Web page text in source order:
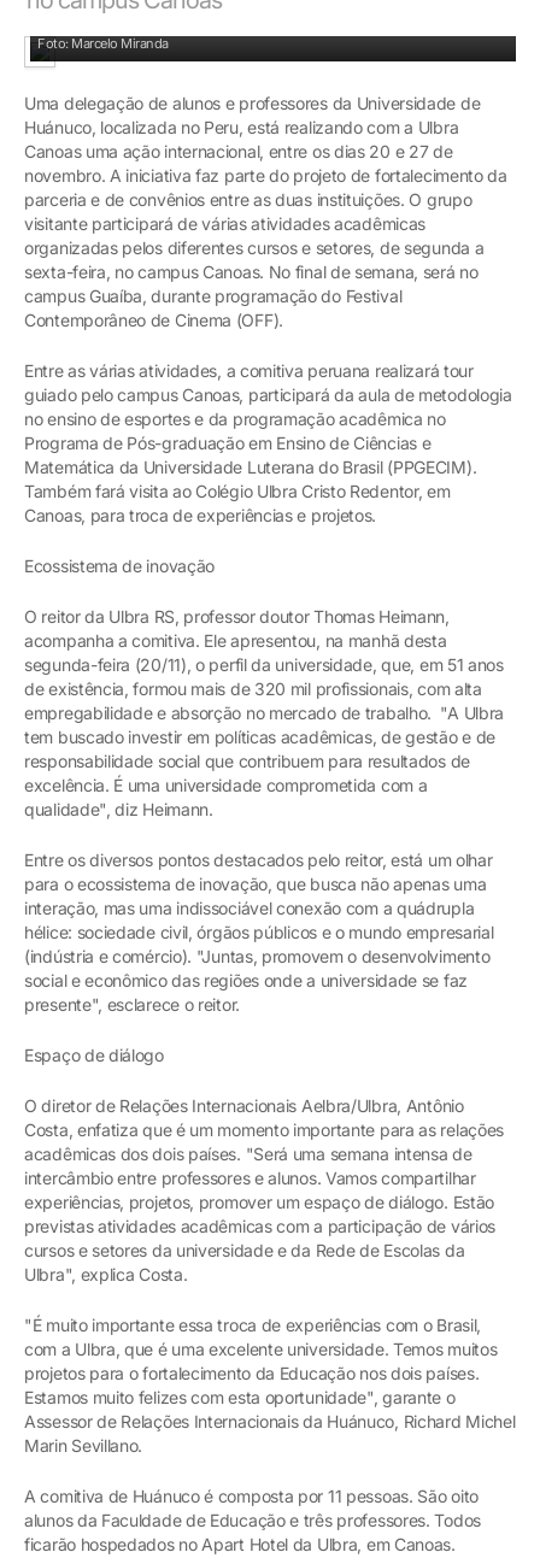
Foto: Marcelo Miranda
Uma delegação de alunos e professores da Universidade de
Huánuco, localizada no Peru, está realizando com a Ulbra
Canoas uma ação internacional, entre os dias 20 e 27 de
novembro. A iniciativa faz parte do projeto de fortalecimento da
parceria e de convênios entre as duas instituições. O grupo
visitante participará de várias atividades acadêmicas
organizadas pelos diferentes cursos e setores, de segunda a
sexta-feira, no campus Canoas. No final de semana, será no
campus Guaíba, durante programação do Festival
Contemporâneo de Cinema (OFF).
Entre as várias atividades, a comitiva peruana realizará tour
guiado pelo campus Canoas, participará da aula de metodologia
no ensino de esportes e da programação acadêmica no
Programa de Pós-graduação em Ensino de Ciências e
Matemática da Universidade Luterana do Brasil (PPGECIM).
Também fará visita ao Colégio Ulbra Cristo Redentor, em
Canoas, para troca de experiências e projetos.
Ecossistema de inovação
O reitor da Ulbra RS, professor doutor Thomas Heimann,
acompanha a comitiva. Ele apresentou, na manhã desta
segunda-feira (20/11), o perfil da universidade, que, em 51 anos
de existência, formou mais de 320 mil profissionais, com alta
empregabilidade e absorção no mercado de trabalho. "A Ulbra
tem buscado investir em políticas acadêmicas, de gestão e de
responsabilidade social que contribuem para resultados de
excelência. É uma universidade comprometida com a
qualidade", diz Heimann.
Entre os diversos pontos destacados pelo reitor, está um olhar
para o ecossistema de inovação, que busca não apenas uma
interação, mas uma indissociável conexão com a quádrupla
hélice: sociedade civil, órgãos públicos e o mundo empresarial
(indústria e comércio). "Juntas, promovem o desenvolvimento
social e econômico das regiões onde a universidade se faz
presente", esclarece o reitor.
Espaço de diálogo
O diretor de Relações Internacionais Aelbra/Ulbra, Antônio
Costa, enfatiza que é um momento importante para as relações
acadêmicas dos dois países. "Será uma semana intensa de
intercâmbio entre professores e alunos. Vamos compartilhar
experiências, projetos, promover um espaço de diálogo. Estão
previstas atividades acadêmicas com a participação de vários
cursos e setores da universidade e da Rede de Escolas da
Ulbra", explica Costa.
"É muito importante essa troca de experiências com o Brasil,
com a Ulbra, que é uma excelente universidade. Temos muitos
projetos para o fortalecimento da Educação nos dois países.
Estamos muito felizes com esta oportunidade", garante o
Assessor de Relações Internacionais da Huánuco, Richard Michel
Marin Sevillano.
A comitiva de Huánuco é composta por 11 pessoas. São oito
alunos da Faculdade de Educação e três professores. Todos
ficarão hospedados no Apart Hotel da Ulbra, em Canoas.